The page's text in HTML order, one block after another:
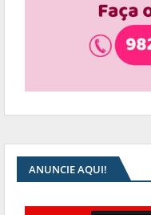
ANUNCIE AQUI!